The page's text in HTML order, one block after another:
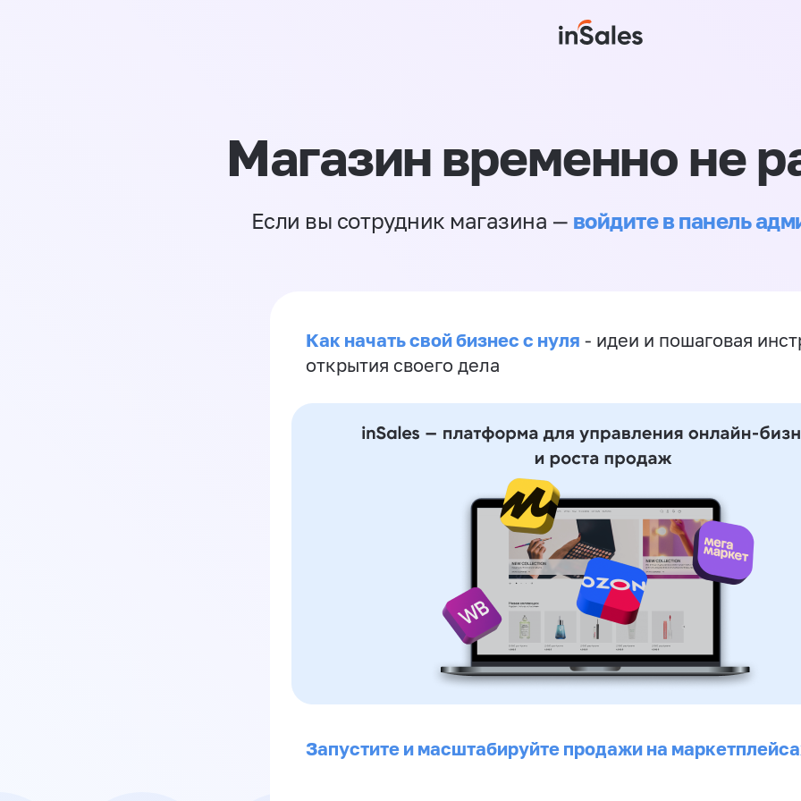
Магазин временно не
Если вы сотрудник магазина — войдите в панель
Как начать свой бизнес с нуля - идеи и пошаговая
открытия своего дела
Запустите и масштабируйте продажи на